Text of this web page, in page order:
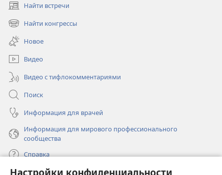
Настройки конфиденциальности
Найти встречи
(открывается
в
новом
окне)
Найти конгрессы
(открывается
новом
окне)
Новое
Видео
Видео с тифлокомментариями
Поиск
Информация для врачей
Информация для мирового профессионального
сообщества
Справка